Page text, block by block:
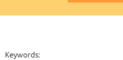
Keywords: